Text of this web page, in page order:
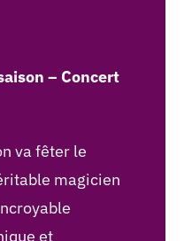
– Concert
va fêter le
magicien
et